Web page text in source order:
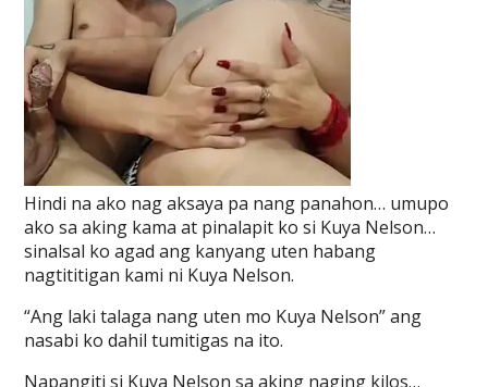
Hindi na ako nag aksaya pa nang panahon… umupo
ako sa aking kama at pinalapit ko si Kuya Nelson…
sinalsal ko agad ang kanyang uten habang
nagtititigan kami ni Kuya Nelson.
“Ang laki talaga nang uten mo Kuya Nelson” ang
nasabi ko dahil tumitigas na ito.
Napangiti si Kuya Nelson sa aking naging kilos…